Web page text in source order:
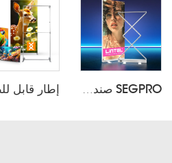
SEGPRO صندوق إضاءة قابل للطي بشحن لاسلكي LT-ALF85ZC